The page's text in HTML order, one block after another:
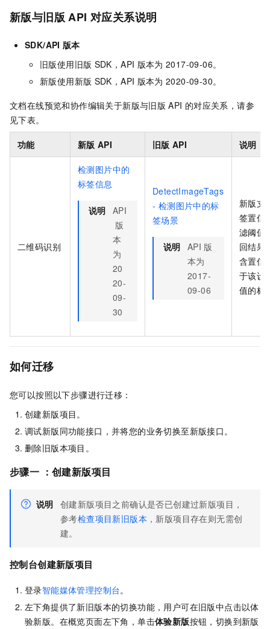
新版与旧版 API 对应关系说明
SDK/API 版本
旧版使用旧版 SDK，API 版本为 2017-09-06。
新版使用新版 SDK，API 版本为 2020-09-30。
文档在线预览和协作编辑关于新版与旧版 API 的对应关系，请参
见下表。
功能 新版 API 旧版 API 说明
二维码识别
检测图片中的
标签信息
说明 API
版
本
为
20
20-
09-
30
DetectImageTags
- 检测图片中的标
签场景
说明 API 版
本为
2017-
09-06
新版支
签置信
滤阈值
回结果
含置信
于该设
值的标
如何迁移
您可以按照以下步骤进行迁移：
创建新版项目。
调试新版同功能接口，并将您的业务切换至新版接口。
删除旧版本项目。
步骤一 ：创建新版项目
说明 创建新版项目之前确认是否已创建过新版项目，
参考检查项目新旧版本 ，新版项目存在则无需创
建。
控制台创建新版项目
登录智能媒体管理控制台。
左下角提供了新旧版本的切换功能，用户可在旧版中点击以体
验新版。在概览页面左下角，单击体验新版按钮，切换到新版